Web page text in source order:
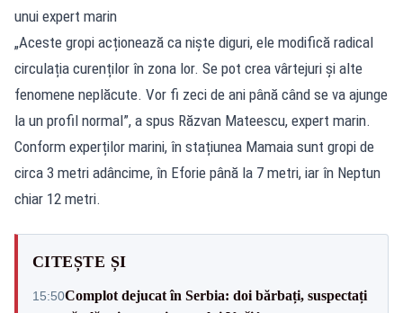
unui expert marin
„Aceste gropi acționează ca niște diguri, ele modifică radical
circulația curenților în zona lor. Se pot crea vârtejuri și alte
fenomene neplăcute. Vor fi zeci de ani până când se va ajunge
la un profil normal”, a spus Răzvan Mateescu, expert marin.
Conform experților marini, în stațiunea Mamaia sunt gropi de
circa 3 metri adâncime, în Eforie până la 7 metri, iar în Neptun
chiar 12 metri.
CITEȘTE ȘI
15:50Complot dejucat în Serbia: doi bărbați, suspectați